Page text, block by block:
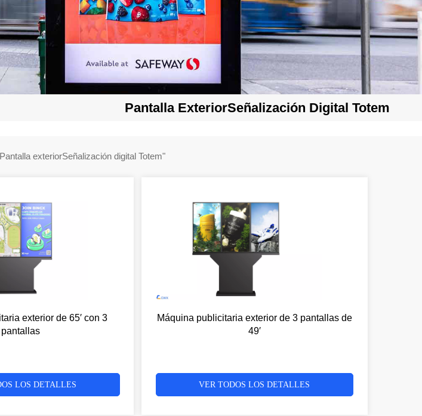
Pantalla ExteriorSeñalización Digital Totem
encontrados para "Pantalla exteriorSeñalización digital Totem"
exterior de 65′ con 3
pantallas
LOS DETALLES
Máquina publicitaria exterior de 3 pantallas de
49′
VER TODOS LOS DETALLES